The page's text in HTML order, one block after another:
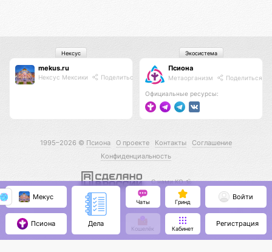
mekus.ru
Нексус Мексики Поделиться
Нексус
Псиона
Метаорганизм Поделиться
Официальные ресурсы:
Экосистема
1995–2026 © Псиона О проекте Контакты
Соглашение
Конфиденциальность
С нами КО 🕉️
Мекус
Псиона Дела
Чаты Гринд
Кошелёк Кабинет
Войти
Регистрация